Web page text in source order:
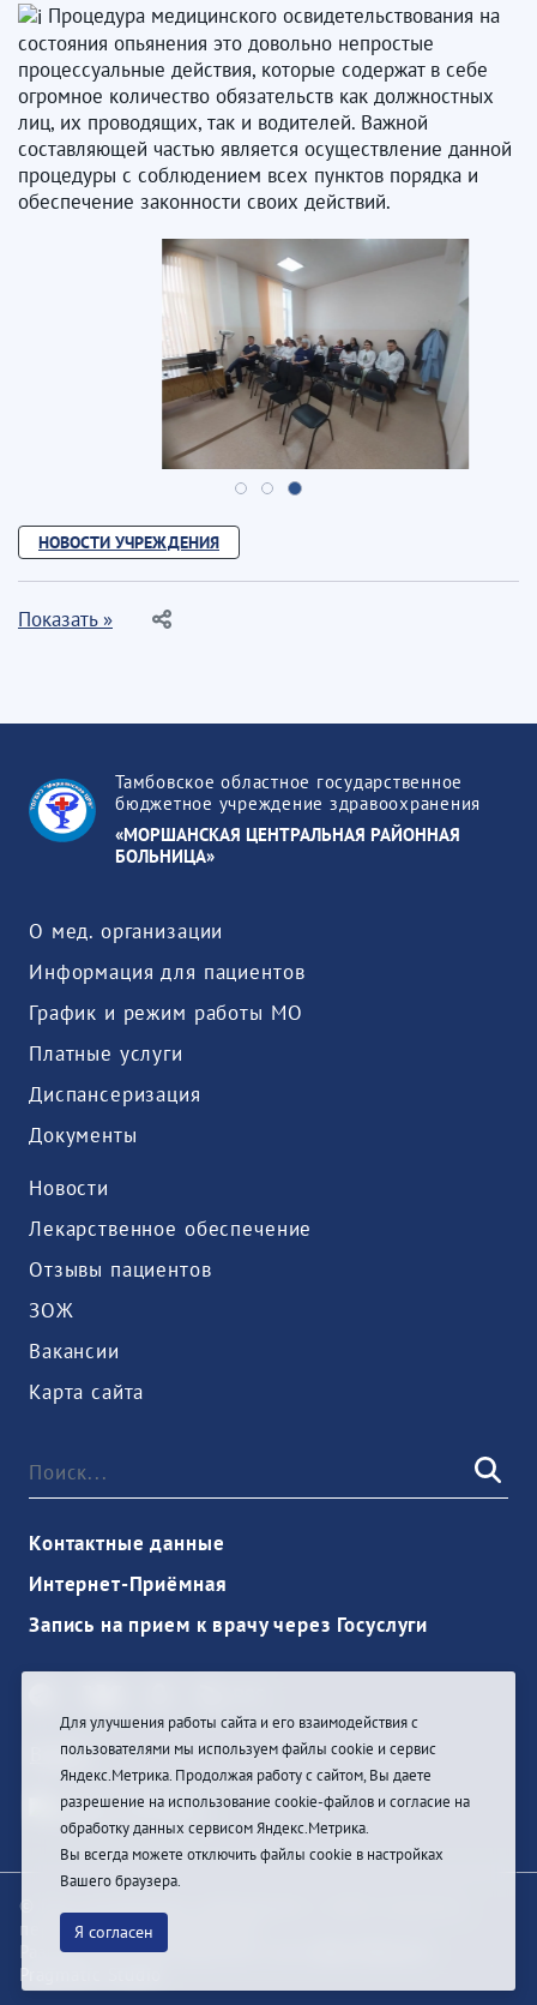
Процедура медицинского освидетельствования на
состояния опьянения это довольно непростые
процессуальные действия, которые содержат в себе
огромное количество обязательств как должностных
лиц, их проводящих, так и водителей. Важной
составляющей частью является осуществление данной
процедуры с соблюдением всех пунктов порядка и
обеспечение законности своих действий.
НОВОСТИ УЧРЕЖДЕНИЯ
Показать »
Тамбовское областное государственное
бюджетное учреждение здравоохранения
«МОРШАНСКАЯ ЦЕНТРАЛЬНАЯ РАЙОННАЯ
БОЛЬНИЦА»
О мед. организации
Информация для пациентов
График и режим работы МО
Платные услуги
Диспансеризация
Документы
Новости
Лекарственное обеспечение
Отзывы пациентов
ЗОЖ
Вакансии
Карта сайта
Контактные данные
Интернет-Приёмная
Запись на прием к врачу через Госуслуги
Войти
© При цитировании информации с сайта ссылка на
первоисточник обязательна
Разработка и техподдержка сайта
Pragmatic Studio
Для улучшения работы сайта и его взаимодействия с
пользователями мы используем файлы cookie и сервис
Яндекс.Метрика. Продолжая работу с сайтом, Вы даете
разрешение на использование cookie-файлов и согласие на
обработку данных сервисом Яндекс.Метрика.
Вы всегда можете отключить файлы cookie в настройках
Вашего браузера.
Я согласен